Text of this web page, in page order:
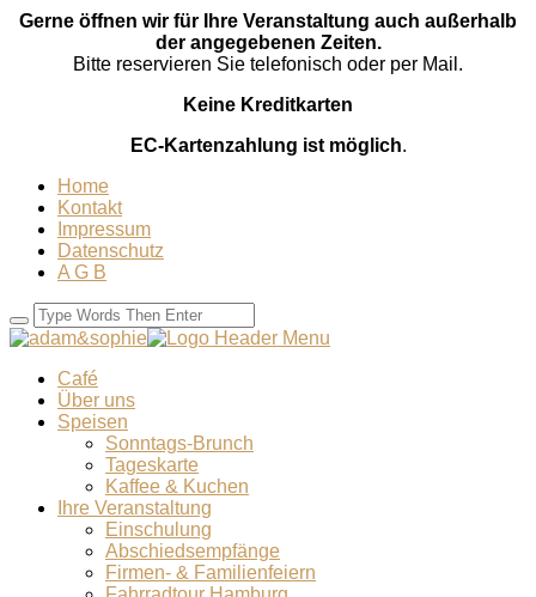
Gerne öffnen wir für Ihre Veranstaltung auch außerhalb
der angegebenen Zeiten.
Bitte reservieren Sie telefonisch oder per Mail.
Keine Kreditkarten
EC-Kartenzahlung ist möglich.
Home
Kontakt
Impressum
Datenschutz
A G B
Café
Über uns
Speisen
Sonntags-Brunch
Tageskarte
Kaffee & Kuchen
Ihre Veranstaltung
Einschulung
Abschiedsempfänge
Firmen- & Familienfeiern